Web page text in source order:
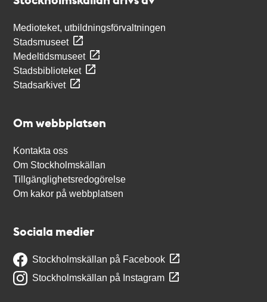
Medioteket, utbildningsförvaltningen
Stadsmuseet
Medeltidsmuseet
Stadsbiblioteket
Stadsarkivet
Om webbplatsen
Kontakta oss
Om Stockholmskällan
Tillgänglighetsredogörelse
Om kakor på webbplatsen
Sociala medier
Stockholmskällan på Facebook
Stockholmskällan på Instagram